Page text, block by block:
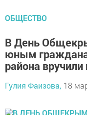
ОБЩЕСТВО
В День
юным
района вручили
Гулия Фаизова, 18